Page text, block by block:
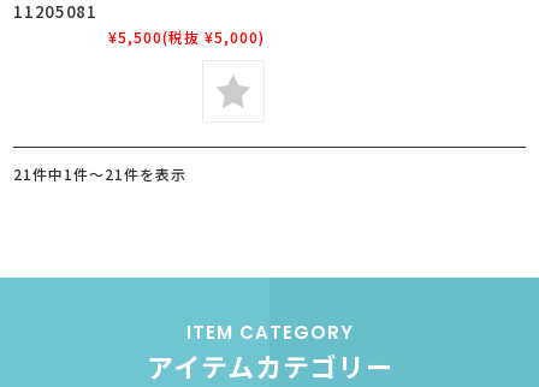
11205081
¥5,500(税抜 ¥5,000)
21件中1件～21件を表示
ITEM CATEGORY
アイテムカテゴリー